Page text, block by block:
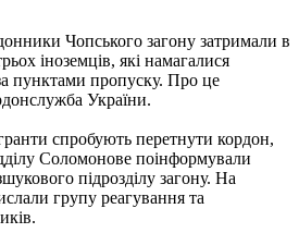
Чопського загону затримали в
іноземців, які намагалися
пунктами пропуску. Про це
України.
спробують перетнути кордон,
Соломонове поінформували
підрозділу загону. На
групу реагування та